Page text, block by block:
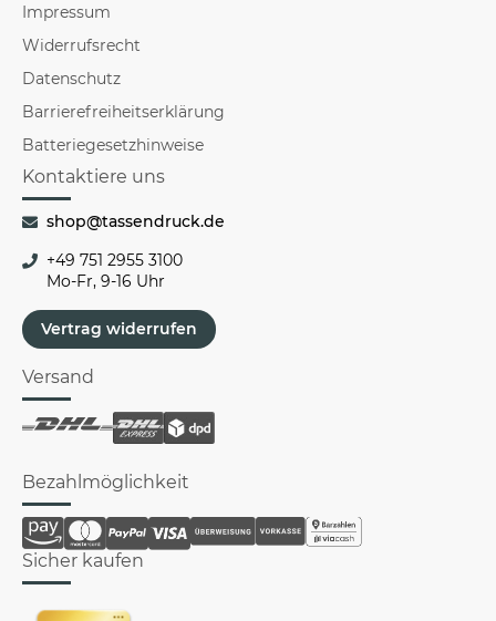
Impressum
Widerrufsrecht
Datenschutz
Barrierefreiheitserklärung
Batteriegesetzhinweise
Kontaktiere uns
shop@tassendruck.de
+49 751 2955 3100
Mo-Fr, 9-16 Uhr
Vertrag widerrufen
Versand
Bezahlmöglichkeit
Sicher kaufen